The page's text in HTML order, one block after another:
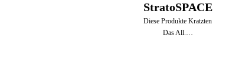
StratoSPACE
Diese Produkte Kratzten
Das All.…